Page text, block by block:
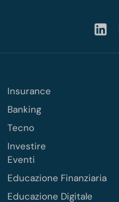
Insurance
Banking
Tecno
Investire
Eventi
Educazione Finanziaria
Educazione Digitale